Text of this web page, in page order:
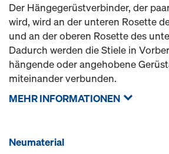
Der Hängegerüstverbinder, der
wird, wird an der unteren Rosette
und an der oberen Rosette des
Dadurch werden die Stiele in
hängende oder angehobene
miteinander verbunden.
MEHR INFORMATIONEN
Neumaterial